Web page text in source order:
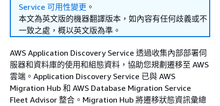
Service 可用性變更 。
本文為英文版的機器翻譯版本，如內容有任何歧義或不
一致之處，概以英文版為準。
AWS Application Discovery Service 透過收集內部部署伺
服器和資料庫的使用和組態資料，協助您規劃遷移至 AWS
雲端。Application Discovery Service 已與 AWS
Migration Hub 和 AWS Database Migration Service
Fleet Advisor 整合。Migration Hub 將遷移狀態資訊彙總